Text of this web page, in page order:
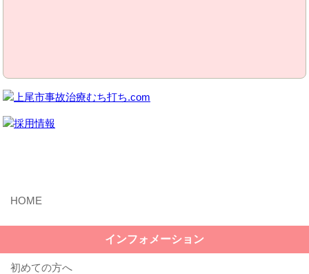
インフォメーション
初めての方へ